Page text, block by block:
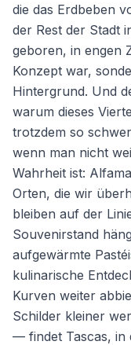
die das Erdbeben
der Rest der Stadt
geboren, in engen
Konzept war,
Hintergrund. Und
warum dieses
trotzdem so
wenn man nicht
Wahrheit ist:
Orten, die wir
bleiben auf der
Souvenirstand
aufgewärmte
kulinarische
Kurven weiter
Schilder kleiner
— findet Tascas, in